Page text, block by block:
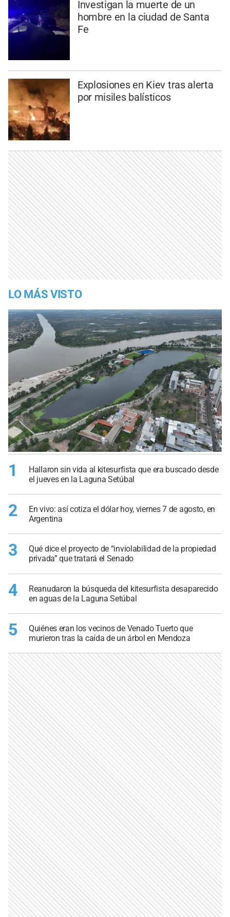
Investigan la muerte de un
hombre en la ciudad de Santa
Fe
Explosiones en Kiev tras alerta
por misiles balísticos
LO MÁS VISTO
1
Hallaron sin vida al kitesurfista que era buscado desde
el jueves en la Laguna Setúbal
2
En vivo: así cotiza el dólar hoy, viernes 7 de agosto, en
Argentina
3
Qué dice el proyecto de “inviolabilidad de la propiedad
privada” que tratará el Senado
4
Reanudaron la búsqueda del kitesurfista desaparecido
en aguas de la Laguna Setúbal
5
Quiénes eran los vecinos de Venado Tuerto que
murieron tras la caída de un árbol en Mendoza